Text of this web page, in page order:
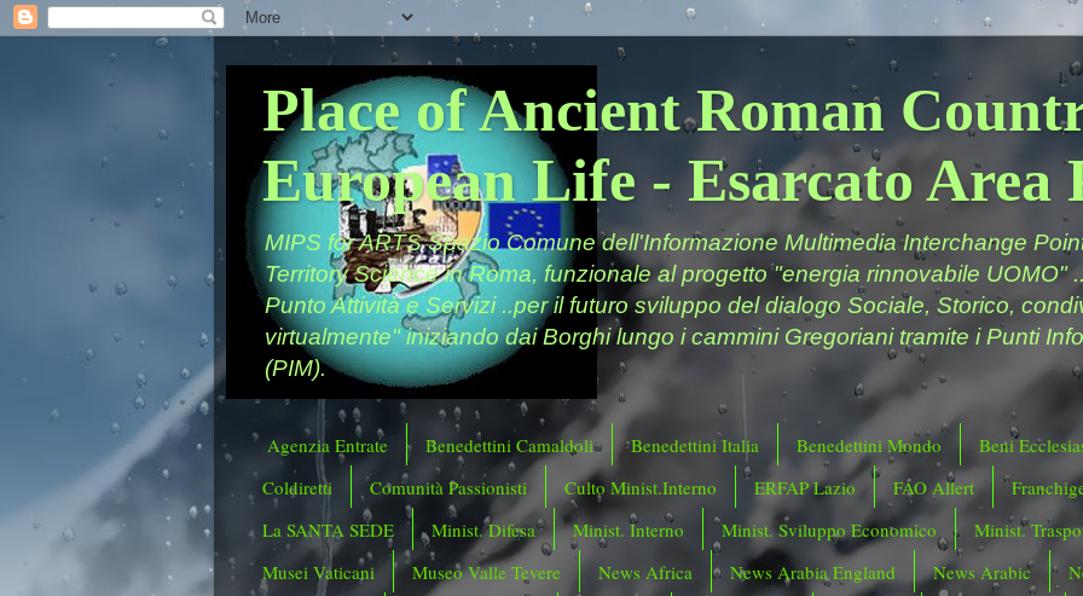
Place of Ancient Roman
European Life - Esarcato Area
MIPS for ARTS Spazio Comune dell'Informazione Multimedia Interchange
Territory Science in Roma, funzionale al progetto "energia rinnovabile UOMO"
Punto Attività e Servizi ..per il futuro sviluppo del dialogo Sociale, Storico,
virtualmente" iniziando dai Borghi lungo i cammini Gregoriani tramite i Punti
(PIM).
Agenzia Entrate Benedettini Camaldoli Benedettini Italia Benedettini Mondo
Beni
Coldiretti
Comunità Passionisti Culto Minist.Interno ERFAP Lazio FAO Allert
La SANTA SEDE
Minist. Difesa Minist. Interno Minist. Sviluppo Economico
Minist.
Musei Vaticani
Museo Valle Tevere News Africa News Arabia England News Arabic